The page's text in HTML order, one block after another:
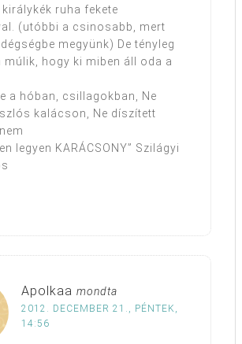
királykék ruha fekete
(utóbbi a csinosabb, mert
megyünk) De tényleg
múlik, hogy ki miben áll oda a
a hóban, csillagokban, Ne
kalácson, Ne díszített
legyen KARÁCSONY” Szilágyi
Apolkaa mondta
2012. DECEMBER 21., PÉNTEK,
14:56